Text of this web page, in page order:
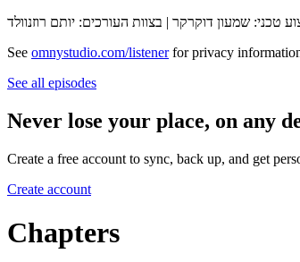
טכני: שמעון דוקרקר | בצוות העורכים: יותם רוזנוולד
See omnystudio.com/listenerfor privacy
See all episodes
Never lose your place, on any
Create a free account to sync, back up, and get
Create account
Chapters